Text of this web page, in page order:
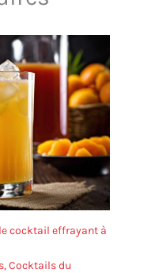
cocktail effrayant à
,Cocktails du